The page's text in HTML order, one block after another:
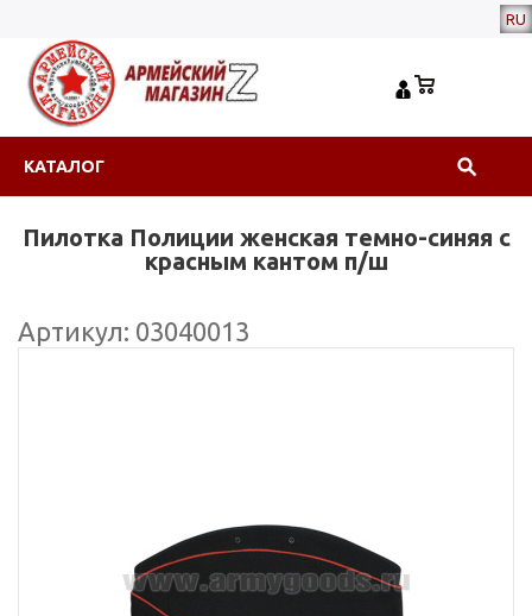
RU
КАТАЛОГ
Пилотка Полиции женская темно-синяя с
красным кантом п/ш
Артикул: 03040013